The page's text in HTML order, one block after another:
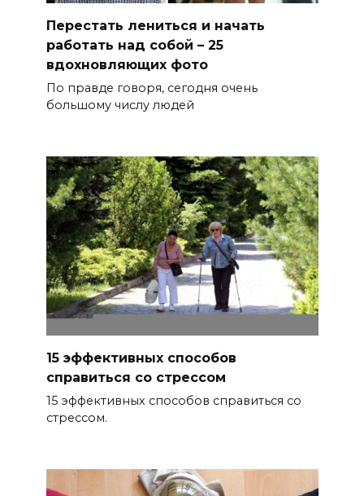
Перестать лениться и начать
работать над собой – 25
вдохновляющих фото
По правде говоря, сегодня очень
большому числу людей
15 эффективных способов
справиться со стрессом
15 эффективных способов справиться со
стрессом.